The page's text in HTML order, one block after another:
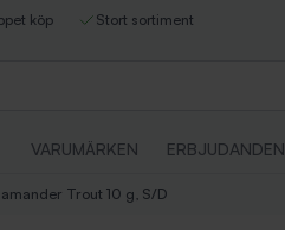
köp Stort sortiment
VARUMÄRKEN ERBJUDANDEN
Trout 10 g, S/D